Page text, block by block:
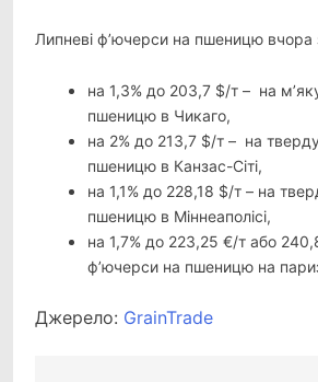
Липневі ф’ючерси на пшеницю вчора
на 1,3% до 203,7 $/т – на
пшеницю в Чикаго,
на 2% до 213,7 $/т – на
пшеницю в Канзас-Сіті,
на 1,1% до 228,18 $/т – на
пшеницю в Міннеаполісі,
на 1,7% до 223,25 €/т або
ф’ючерси на пшеницю на
Джерело: GrainTrade